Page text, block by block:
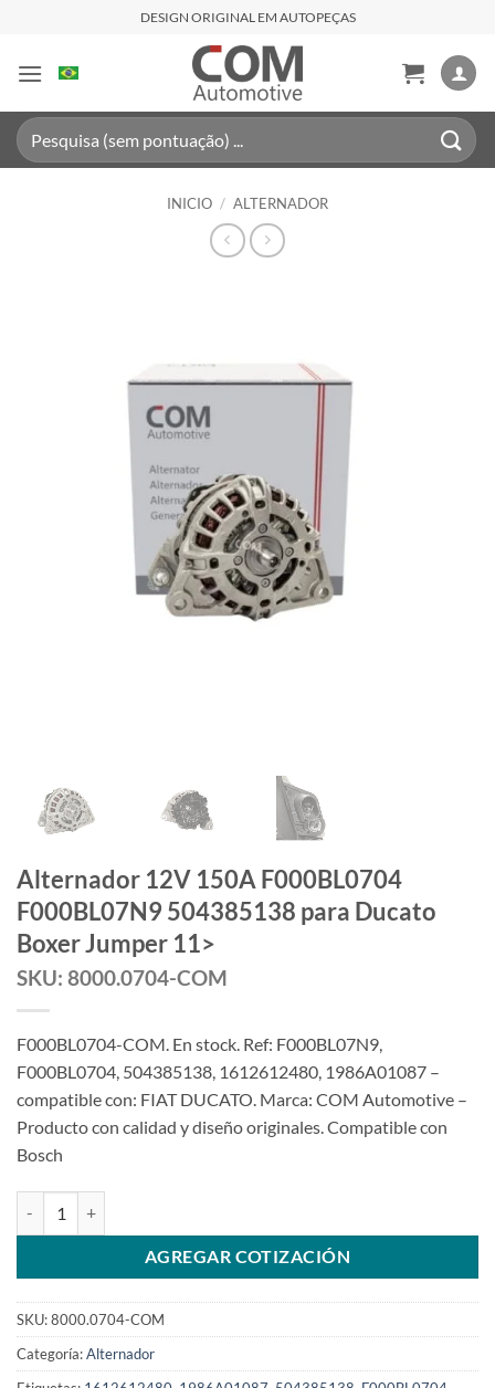
contenido
DESIGN ORIGINAL EM AUTOPEÇAS
Buscar
por:
INICIO / ALTERNADOR
Alternador 12V 150A F000BL0704
F000BL07N9 504385138 para Ducato
Boxer Jumper 11>
SKU: 8000.0704-COM
F000BL0704-COM. En stock. Ref: F000BL07N9,
F000BL0704, 504385138, 1612612480, 1986A01087 –
compatible con: FIAT DUCATO. Marca: COM Automotive –
Producto con calidad y diseño originales. Compatible con
Bosch
AGREGAR COTIZACIÓN
SKU:8000.0704-COM
Categoría:Alternador